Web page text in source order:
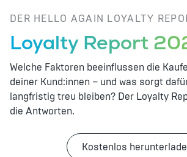
DER HELLO AGAIN LOYALTY
Loyalty Report
Welche Faktoren beeinflussen die
deiner Kund:innen – und was sorgt
langfristig treu bleiben? Der Loyalty
die Antworten.
Kostenlos